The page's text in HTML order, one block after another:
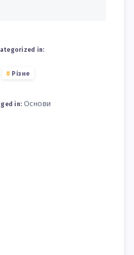
in:
Різне
in: Основи